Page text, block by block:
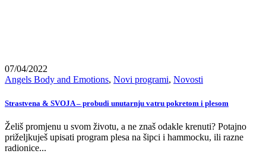
07/04/2022
Angels Body and Emotions, Novi programi, Novosti
Strastvena & SVOJA – probudi unutarnju vatru pokretom i plesom
Želiš promjenu u svom životu, a ne znaš odakle krenuti? Potajno
priželjkuješ upisati program plesa na šipci i hammocku, ili razne
radionice...